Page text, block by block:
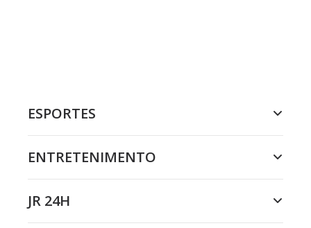
ESPORTES
ENTRETENIMENTO
JR 24H